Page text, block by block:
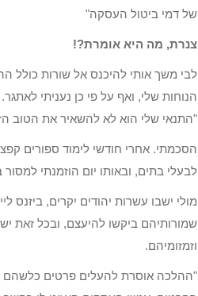
של דמי ביטול העסקה"
צנרת, מה היא אומרת?!
לבי משך אותי להיכנס אל שורות כולל
הנוחות שלי, ואף על פי כן נעניתי
"התנאי שלי הוא לא להשאיר את הטוב
הסכמתי. אחרי חודשי לימוד ספורים
לבעלי בתים, ובאותו יום הוזמנתי
מולי ישבו עשרות יהודים יקרים, ביזנס
שמורותיהם ביקשו להיעצם, ובכל זאת
וזמזומיהם.
"ההלכה אוסרת להעלים פרטים